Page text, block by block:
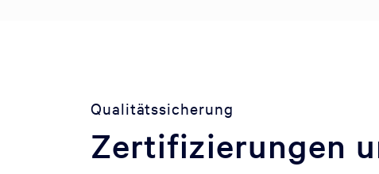
Qualitätssicherung
Zertifizierungen